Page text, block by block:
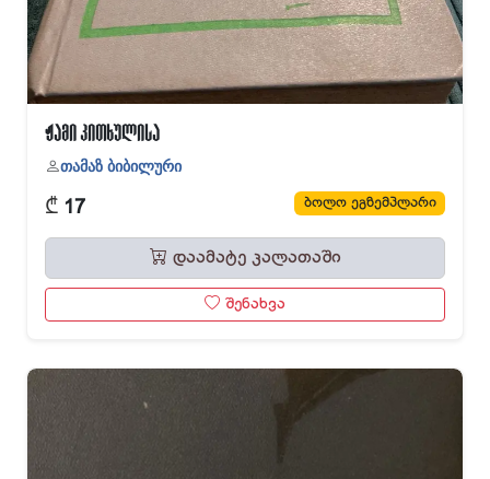
ჟამი კითხულისა
თამაზ ბიბილური
₾ 17 ბოლო ეგზემპლარი
დაამატე კალათაში
შენახვა